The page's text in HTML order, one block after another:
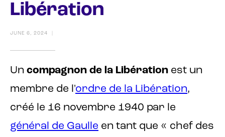
Libération
JUNE 6, 2024
Un compagnon de la Libération est un
membre de l'ordre de la Libération,
créé le 16 novembre 1940 par le
général de Gaulle en tant que « chef des